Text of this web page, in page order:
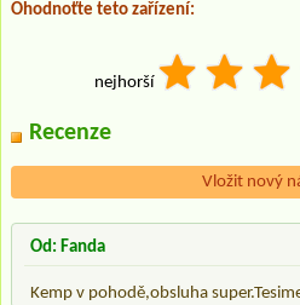
Ohodnoťte teto zařízení:
nejhorší
Recenze
Vložit nový
Od: Fanda
Kemp v pohodě,obsluha